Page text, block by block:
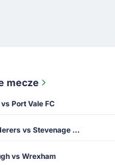
mecze
Port Vale FC
Wycombe Wanderers vs Stevenage F.C.
vs Wrexham